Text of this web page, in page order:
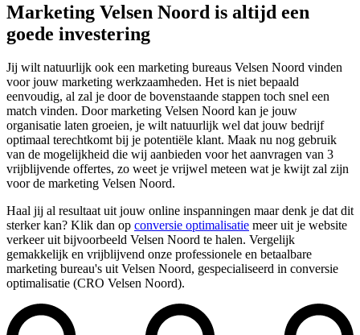
Marketing Velsen Noord is altijd een
goede investering
Jij wilt natuurlijk ook een marketing bureaus Velsen Noord vinden
voor jouw marketing werkzaamheden. Het is niet bepaald
eenvoudig, al zal je door de bovenstaande stappen toch snel een
match vinden. Door marketing Velsen Noord kan je jouw
organisatie laten groeien, je wilt natuurlijk wel dat jouw bedrijf
optimaal terechtkomt bij je potentiële klant. Maak nu nog gebruik
van de mogelijkheid die wij aanbieden voor het aanvragen van 3
vrijblijvende offertes, zo weet je vrijwel meteen wat je kwijt zal zijn
voor de marketing Velsen Noord.
Haal jij al resultaat uit jouw online inspanningen maar denk je dat dit
sterker kan? Klik dan op conversie optimalisatie meer uit je website
verkeer uit bijvoorbeeld Velsen Noord te halen. Vergelijk
gemakkelijk en vrijblijvend onze professionele en betaalbare
marketing bureau's uit Velsen Noord, gespecialiseerd in conversie
optimalisatie (CRO Velsen Noord).